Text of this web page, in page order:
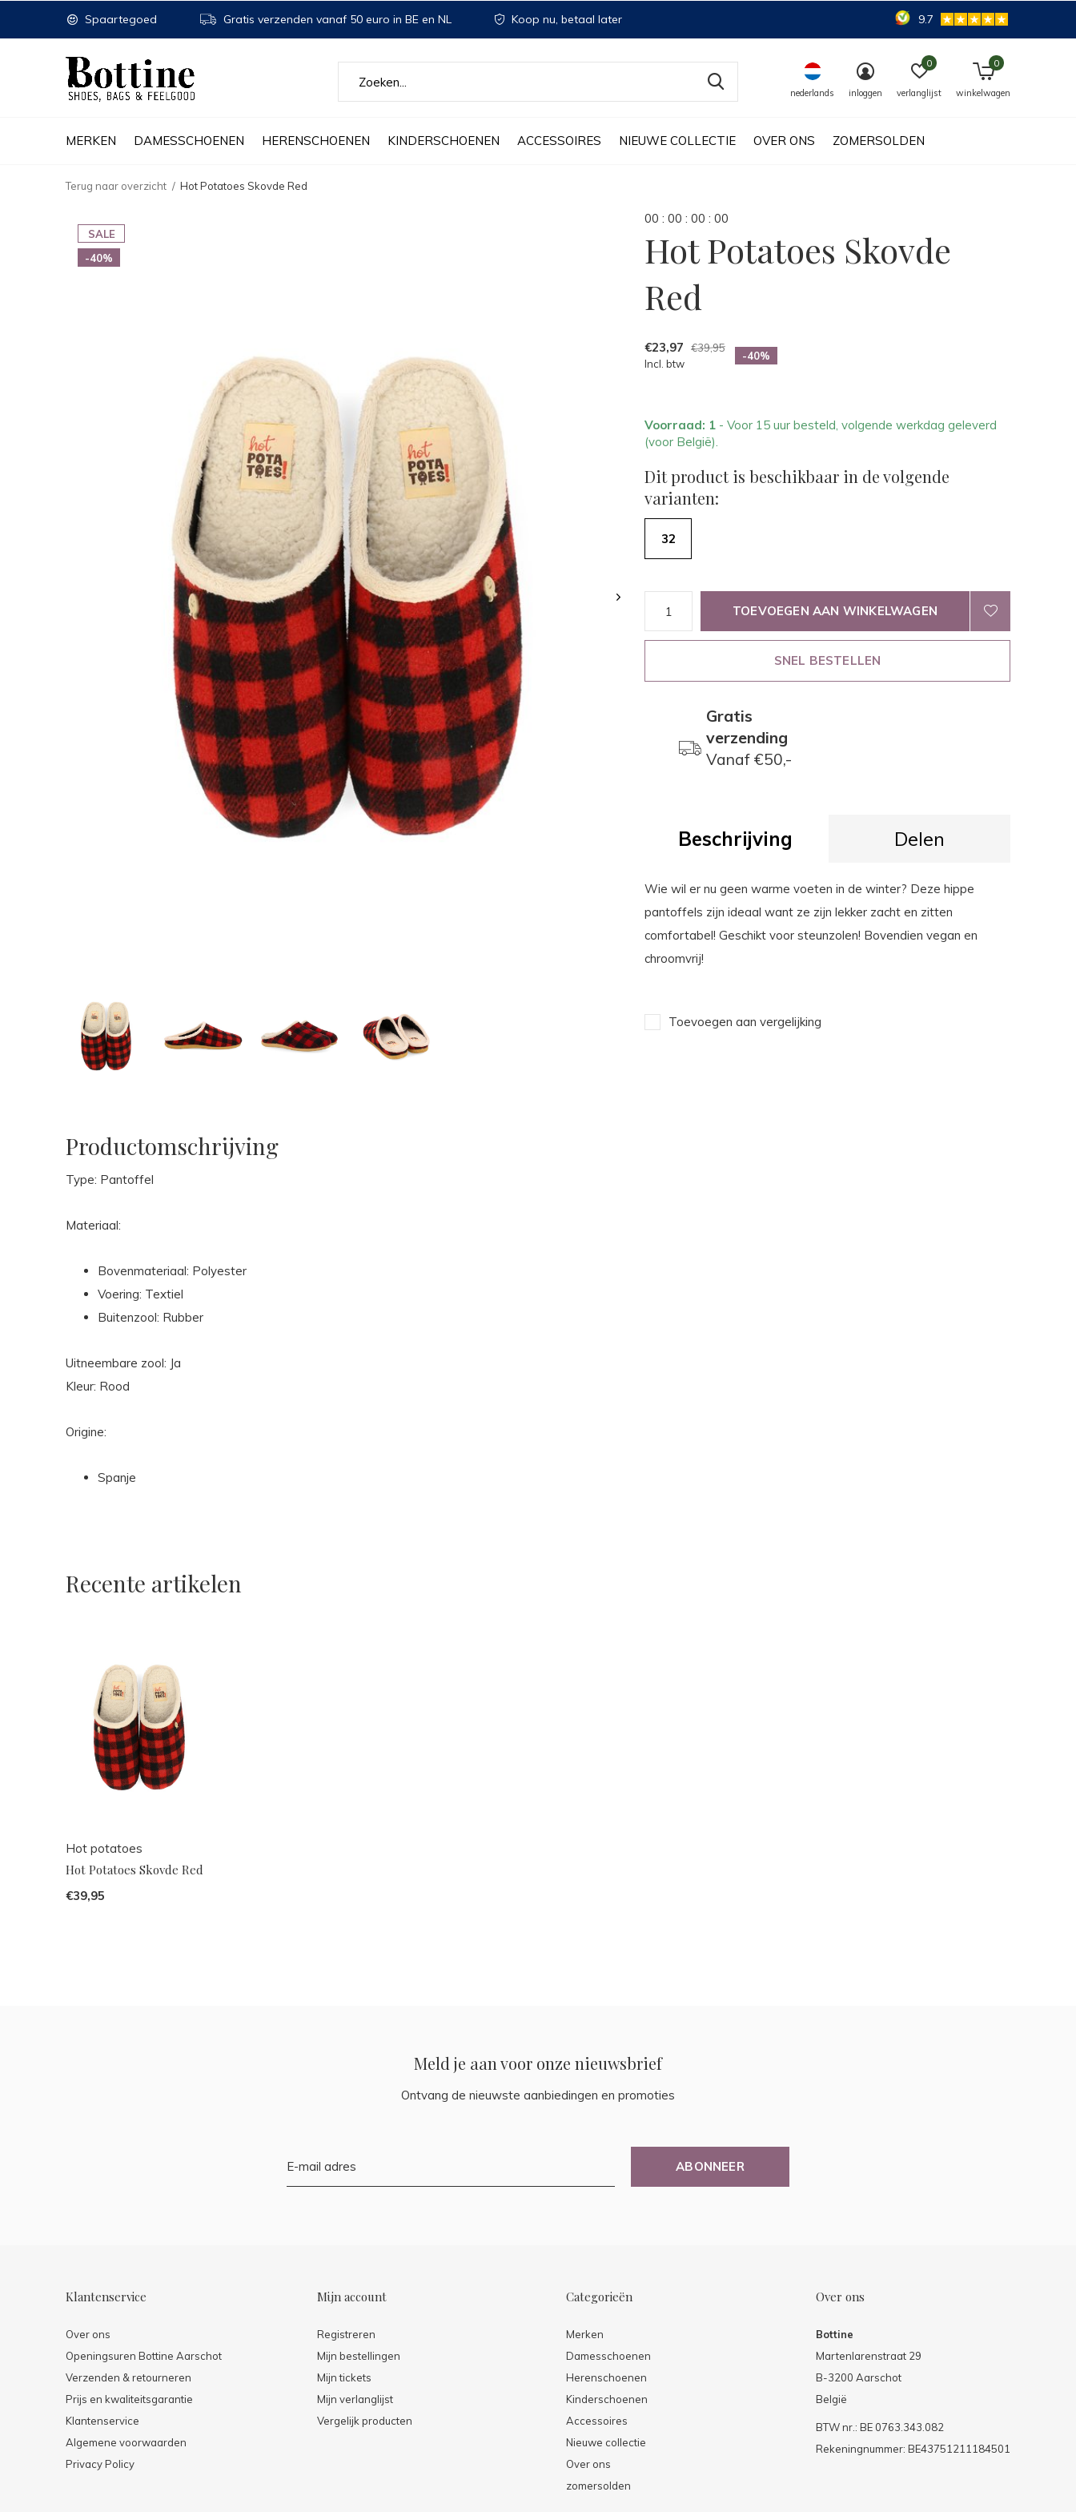
MERKEN DAMESSCHOENEN HERENSCHOENEN KINDERSCHOENEN ACCESSOIRES NIEUWE COLLECTIE OVER ONS ZOMERSOLDEN
nederlands inloggen verlanglijst
0
winkelwagen
0
Spaartegoed Gratis verzenden vanaf 50 euro in BE en NL Koop nu, betaal later 9.7
Terug naar overzicht Hot Potatoes Skovde Red
SALE
-40%
00 : 00 : 00 : 00
Hot Potatoes Skovde
Red
€23,97
€39,95
Incl. btw
-40%
Voorraad: 1 - Voor 15 uur besteld, volgende werkdag geleverd
(voor België).
Dit product is beschikbaar in de volgende
varianten:
32
TOEVOEGEN AAN WINKELWAGEN
SNEL BESTELLEN
Gratis
verzending
Vanaf €50,-
Beschrijving Delen
Wie wil er nu geen warme voeten in de winter? Deze hippe
pantoffels zijn ideaal want ze zijn lekker zacht en zitten
comfortabel! Geschikt voor steunzolen! Bovendien vegan en
chroomvrij!
Toevoegen aan vergelijking
Productomschrijving
Type: Pantoffel
Materiaal:
Bovenmateriaal: Polyester
Voering: Textiel
Buitenzool: Rubber
Uitneembare zool: Ja
Kleur: Rood
Origine:
Spanje
Recente artikelen
Hot potatoes
Hot Potatoes Skovde Red
€39,95
Meld je aan voor onze nieuwsbrief
Ontvang de nieuwste aanbiedingen en promoties
ABONNEER
Klantenservice
Over ons
Openingsuren Bottine Aarschot
Verzenden & retourneren
Prijs en kwaliteitsgarantie
Klantenservice
Algemene voorwaarden
Privacy Policy
Mijn account
Registreren
Mijn bestellingen
Mijn tickets
Mijn verlanglijst
Vergelijk producten
Categorieën
Merken
Damesschoenen
Herenschoenen
Kinderschoenen
Accessoires
Nieuwe collectie
Over ons
zomersolden
Over ons
Bottine
Martenlarenstraat 29
B-3200 Aarschot
België
BTW nr.: BE 0763.343.082
Rekeningnummer: BE43751211184501